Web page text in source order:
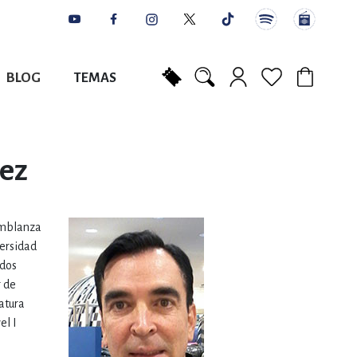
BLOG TEMAS
de
I